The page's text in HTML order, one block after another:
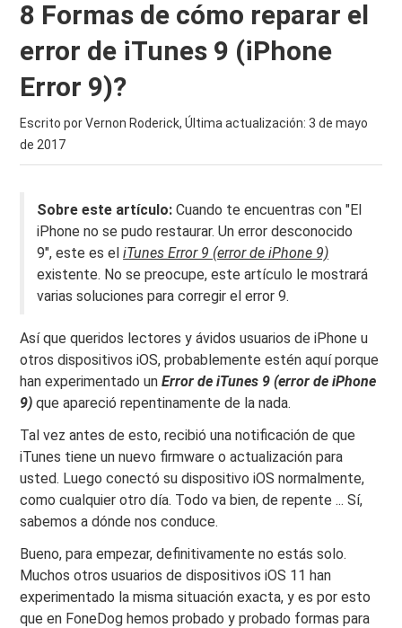
8 Formas de cómo reparar el
error de iTunes 9 (iPhone
Error 9)?
Escrito por Vernon Roderick, Última actualización:3 de mayo
de 2017
Sobre este artículo: Cuando te encuentras con "El
iPhone no se pudo restaurar. Un error desconocido
9", este es eliTunes Error 9 (error de iPhone 9)
existente. No se preocupe, este artículo le mostrará
varias soluciones para corregir el error 9.
Así que queridos lectores y ávidos usuarios de iPhone u
otros dispositivos iOS, probablemente estén aquí porque
han experimentado unError de iTunes 9 (error de iPhone
9) que apareció repentinamente de la nada.
Tal vez antes de esto, recibió una notificación de que
iTunes tiene un nuevo firmware o actualización para
usted. Luego conectó su dispositivo iOS normalmente,
como cualquier otro día. Todo va bien, de repente ... Sí,
sabemos a dónde nos conduce.
Bueno, para empezar, definitivamente no estás solo.
Muchos otros usuarios de dispositivos iOS 11 han
experimentado la misma situación exacta, y es por esto
que en FoneDog hemos probado y probado formas para